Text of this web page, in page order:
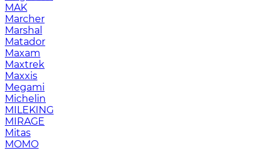
MAK
Marcher
Marshal
Matador
Maxam
Maxtrek
Maxxis
Megami
Michelin
MILEKING
MIRAGE
Mitas
MOMO